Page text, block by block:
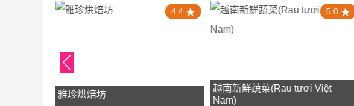
4.4
雅珍烘焙坊
5.0
越南新鮮蔬菜(Rau tươi Việt
Nam)